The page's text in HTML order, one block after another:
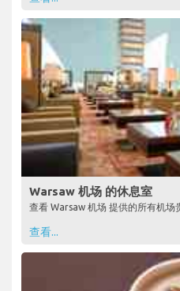
Warsaw 机场 的休息室
查看 Warsaw 机场 提供的所有机场
查看...